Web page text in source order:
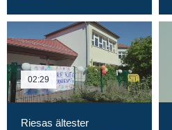
02:29
Riesas ältester